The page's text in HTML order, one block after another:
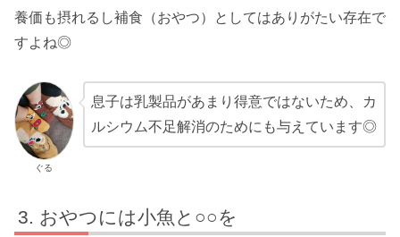
養価も摂れるし補食（おやつ）としてはありがたい存在で
すよね◎
ぐる
息子は乳製品があまり得意ではないため、カ
ルシウム不足解消のためにも与えています◎
おやつには小魚と○○を